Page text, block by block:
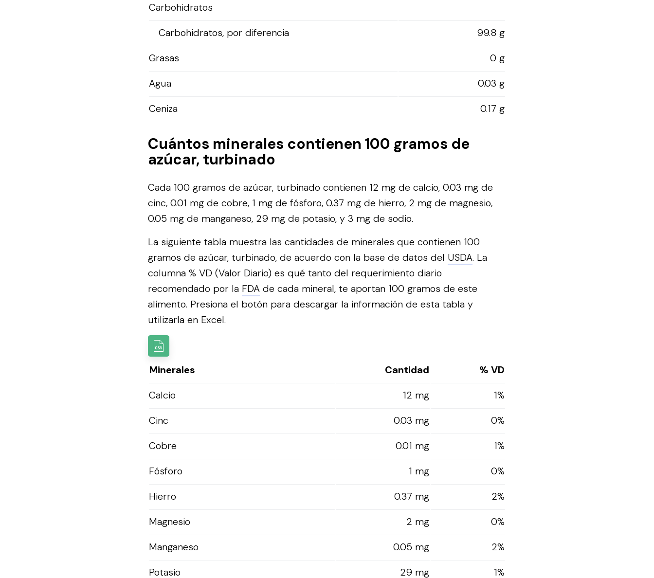
Carbohidratos
Carbohidratos, por diferencia
99.8 g
Grasas
0 g
Agua
0.03 g
Ceniza
0.17 g
Cuántos minerales contienen 100 gramos de
azúcar, turbinado
Cada 100 gramos de azúcar, turbinado contienen 12 mg de calcio, 0.03 mg de
cinc, 0.01 mg de cobre, 1 mg de fósforo, 0.37 mg de hierro, 2 mg de magnesio,
0.05 mg de manganeso, 29 mg de potasio, y 3 mg de sodio.
La siguiente tabla muestra las cantidades de minerales que contienen 100
gramos de azúcar, turbinado, de acuerdo con la base de datos del USDA. La
columna % VD (Valor Diario) es qué tanto del requerimiento diario
recomendado por la FDA de cada mineral, te aportan 100 gramos de este
alimento. Presiona el botón para descargar la información de esta tabla y
utilizarla en Excel.
Minerales Cantidad
% VD
Calcio
12 mg
1%
Cinc
0.03 mg
0%
Cobre
0.01 mg
1%
Fósforo
1 mg
0%
Hierro
0.37 mg
2%
Magnesio
2 mg
0%
Manganeso
0.05 mg
2%
Potasio
29 mg
1%